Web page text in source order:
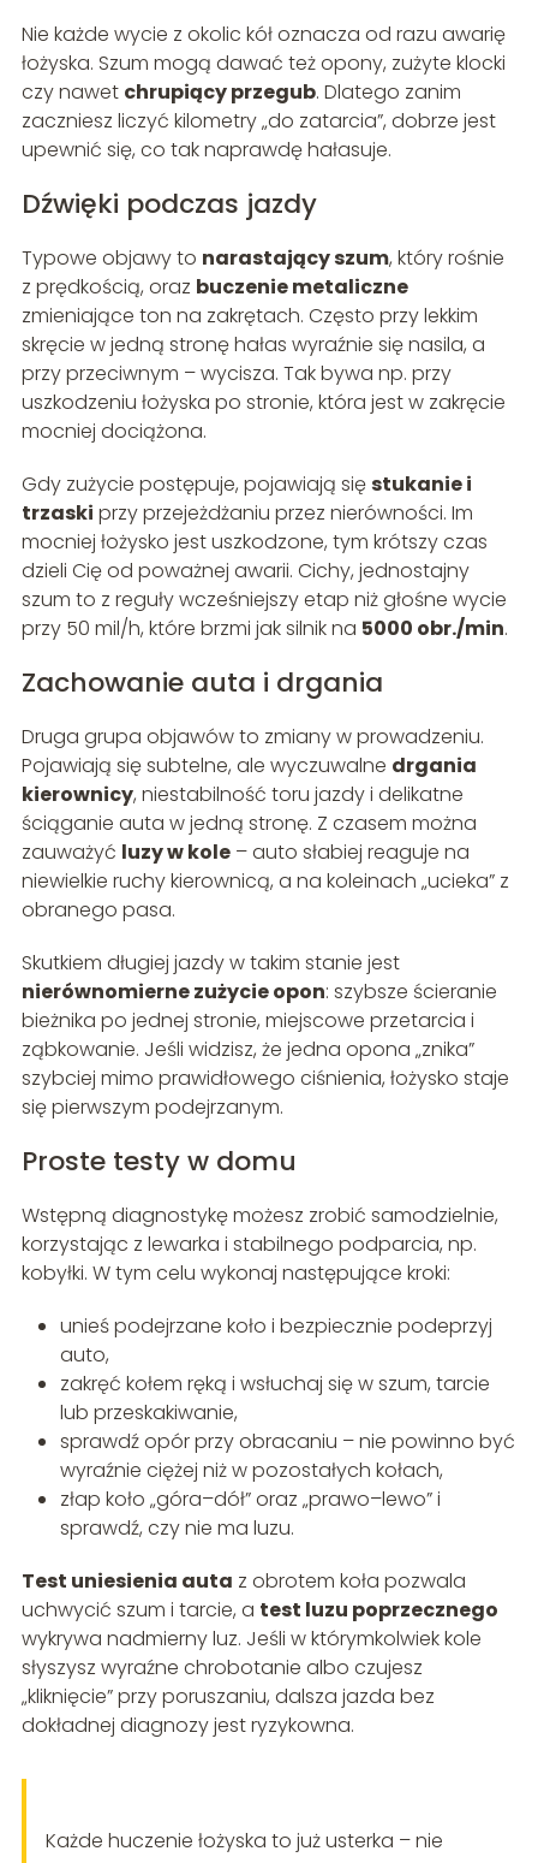
Nie każde wycie z okolic kół oznacza od razu awarię
łożyska. Szum mogą dawać też opony, zużyte klocki
czy nawet chrupiący przegub. Dlatego zanim
zaczniesz liczyć kilometry „do zatarcia”, dobrze jest
upewnić się, co tak naprawdę hałasuje.
Dźwięki podczas jazdy
Typowe objawy to narastający szum, który rośnie
z prędkością, oraz buczenie metaliczne
zmieniające ton na zakrętach. Często przy lekkim
skręcie w jedną stronę hałas wyraźnie się nasila, a
przy przeciwnym – wycisza. Tak bywa np. przy
uszkodzeniu łożyska po stronie, która jest w zakręcie
mocniej dociążona.
Gdy zużycie postępuje, pojawiają sięstukanie i
trzaski przy przejeżdżaniu przez nierówności. Im
mocniej łożysko jest uszkodzone, tym krótszy czas
dzieli Cię od poważnej awarii. Cichy, jednostajny
szum to z reguły wcześniejszy etap niż głośne wycie
przy 50 mil/h, które brzmi jak silnik na 5000 obr./min.
Zachowanie auta i drgania
Druga grupa objawów to zmiany w prowadzeniu.
Pojawiają się subtelne, ale wyczuwalne drgania
kierownicy, niestabilność toru jazdy i delikatne
ściąganie auta w jedną stronę. Z czasem można
zauważyć luzy w kole– auto słabiej reaguje na
niewielkie ruchy kierownicą, a na koleinach „ucieka” z
obranego pasa.
Skutkiem długiej jazdy w takim stanie jest
nierównomierne zużycie opon: szybsze ścieranie
bieżnika po jednej stronie, miejscowe przetarcia i
ząbkowanie. Jeśli widzisz, że jedna opona „znika”
szybciej mimo prawidłowego ciśnienia, łożysko staje
się pierwszym podejrzanym.
Proste testy w domu
Wstępną diagnostykę możesz zrobić samodzielnie,
korzystając z lewarka i stabilnego podparcia, np.
kobyłki. W tym celu wykonaj następujące kroki:
unieś podejrzane koło i bezpiecznie podeprzyj
auto,
zakręć kołem ręką i wsłuchaj się w szum, tarcie
lub przeskakiwanie,
sprawdź opór przy obracaniu – nie powinno być
wyraźnie ciężej niż w pozostałych kołach,
złap koło „góra–dół” oraz „prawo–lewo” i
sprawdź, czy nie ma luzu.
Test uniesienia auta z obrotem koła pozwala
uchwycić szum i tarcie, a test luzu poprzecznego
wykrywa nadmierny luz. Jeśli w którymkolwiek kole
słyszysz wyraźne chrobotanie albo czujesz
„kliknięcie” przy poruszaniu, dalsza jazda bez
dokładnej diagnozy jest ryzykowna.
Każde huczenie łożyska to już usterka – nie